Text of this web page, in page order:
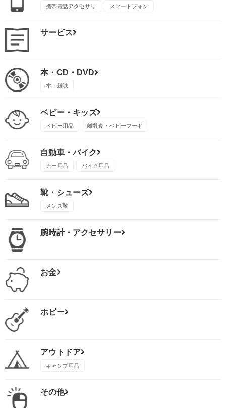
携帯電話アクセサリ スマートフォン
サービス
本・CD・DVD
本・雑誌
ベビー・キッズ
ベビー用品 離乳食・ベビーフード
自動車・バイク
カー用品 バイク用品
靴・シューズ
メンズ靴
腕時計・アクセサリー
お金
ホビー
アウトドア
キャンプ用品
その他